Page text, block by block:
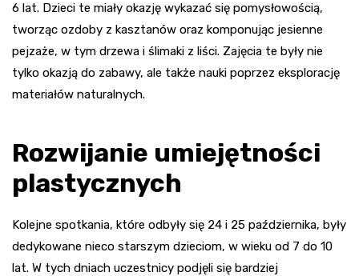
6 lat. Dzieci te miały okazję wykazać się pomysłowością,
tworząc ozdoby z kasztanów oraz komponując jesienne
pejzaże, w tym drzewa i ślimaki z liści. Zajęcia te były nie
tylko okazją do zabawy, ale także nauki poprzez eksplorację
materiałów naturalnych.
Rozwijanie umiejętności
plastycznych
Kolejne spotkania, które odbyły się 24 i 25 października, były
dedykowane nieco starszym dzieciom, w wieku od 7 do 10
lat. W tych dniach uczestnicy podjęli się bardziej